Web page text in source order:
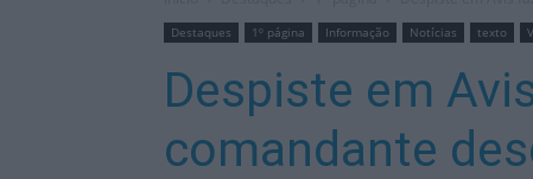
Destaques 1º página Informação Notícias texto
Despiste em
comandante